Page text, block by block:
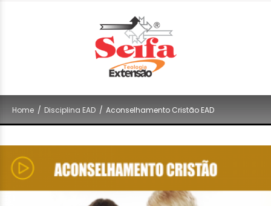
Home Disciplina EAD Aconselhamento Cristão EAD